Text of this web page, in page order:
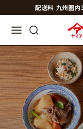
配送料 九州圏